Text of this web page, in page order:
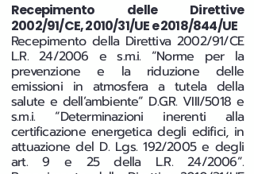
Recepimento delle Direttive
2002/91/CE, 2010/31/UE e 2018/844/UE
Recepimento della Direttiva 2002/91/CE
L.R. 24/2006 e s.m.i. “Norme per la
prevenzione e la riduzione delle
emissioni in atmosfera a tutela della
salute e dell’ambiente” D.G.R. VIII/5018 e
s.m.i. “Determinazioni inerenti alla
certificazione energetica degli edifici, in
attuazione del D. Lgs. 192/2005 e degli
art. 9 e 25 della L.R. 24/2006”.